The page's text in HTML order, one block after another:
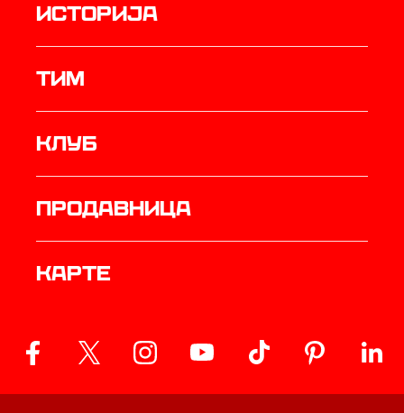
историја
ТИМ
Клуб
продавница
Карте